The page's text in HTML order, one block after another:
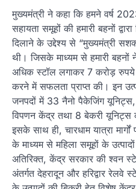
मुख्यमंत्री ने कहा कि हमने वर्ष
सहायता समूहों की हमारी बहनों
दिलाने के उद्देश्य से “मुख्यमंत्री
थी। जिसके माध्यम से हमारी
अधिक स्टॉल लगाकर 7 करोड़ रुपये
करने में सफलता प्राप्त की। इन
जनपदों में 33 नैनो पैकेजिंग
विपणन केंद्र तथा 8 बेकरी यूनिट्स
इसके साथ ही, चारधाम यात्रा
के माध्यम से महिला समूहों के
अतिरिक्त, केंद्र सरकार की श्वन
अंतर्गत देहरादून और हरिद्वार रेलवे